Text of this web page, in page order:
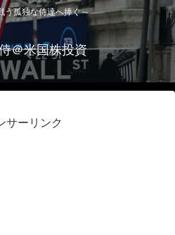
う孤独な侍達へ捧ぐ～
＠米国株投資
サーリンク